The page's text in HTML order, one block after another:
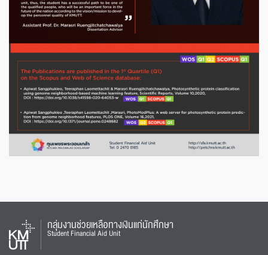
กลุ่มงานช่วยเหลือทางเงินแก่นักศึกษา
Student Financial Aid Unit